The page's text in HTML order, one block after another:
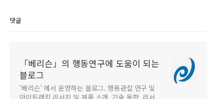
댓글
「베리슨」의 행동연구에 도움이 되는
블로그
'베리슨' 에서 운영하는 블로그. 행동관찰 연구 및
아이트래킹 리서치 및 제품 소개, 기술 동향, 리서